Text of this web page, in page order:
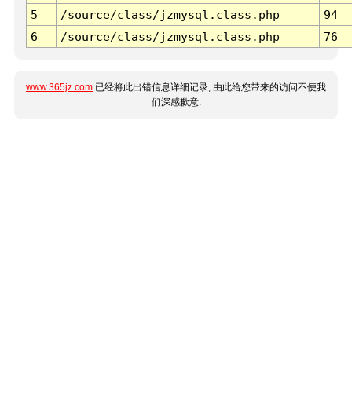
5
/source/class/jzmysql.class.php
94
6
/source/class/jzmysql.class.php 76
www.365jz.com 已经将此出错信息详细记录, 由此给您带来的访问不便我
们深感歉意.